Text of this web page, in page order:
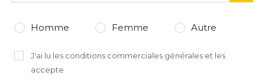
Homme Femme Autre
J'ai lu les conditions commerciales générales et les
accepte